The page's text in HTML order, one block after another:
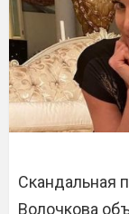
Скандальная
Волочкова